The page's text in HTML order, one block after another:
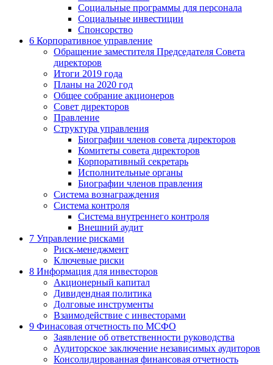
Социальные программы для персонала
Социальные инвестиции
Спонсорство
6 Корпоративное управление
Обращение заместителя Председателя Совета
директоров
Итоги 2019 года
Планы на 2020 год
Общее собрание акционеров
Совет директоров
Правление
Структура управления
Биографии членов совета директоров
Комитеты совета директоров
Корпоративный секретарь
Исполнительные органы
Биографии членов правления
Система вознаграждения
Система контроля
Система внутреннего контроля
Внешний аудит
7 Управление рисками
Риск-менеджмент
Ключевые риски
8 Информация для инвесторов
Акционерный капитал
Дивидендная политика
Долговые инструменты
Взаимодействие с инвеcторами
9 Финасовая отчетность по МСФО
Заявление об ответственности руководства
Аудиторское заключение независимых аудиторов
Консолидированная финансовая отчетность